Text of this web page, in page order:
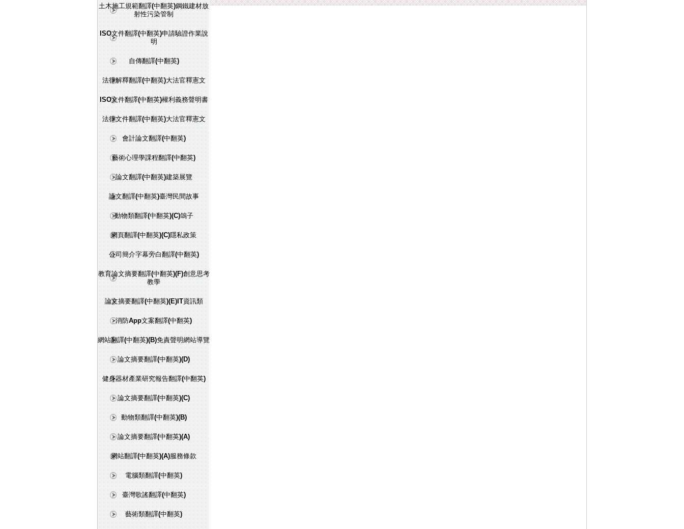
土木施工規範翻譯(中翻英)鋼鐵建材放
射性污染管制
ISO文件翻譯(中翻英)申請驗證作業說
明
自傳翻譯(中翻英)
法律解釋翻譯(中翻英)大法官釋憲文
ISO文件翻譯(中翻英)權利義務聲明書
法律文件翻譯(中翻英)大法官釋憲文
會計論文翻譯(中翻英)
藝術心理學課程翻譯(中翻英)
論文翻譯(中翻英)建築展覽
論文翻譯(中翻英)臺灣民間故事
動物類翻譯(中翻英)(C)鴿子
網頁翻譯(中翻英)(C)隱私政策
公司簡介字幕旁白翻譯(中翻英)
教育論文摘要翻譯(中翻英)(F)創意思考
教學
論文摘要翻譯(中翻英)(E)IT資訊類
消防App文案翻譯(中翻英)
網站翻譯(中翻英)(B)免責聲明網站導覽
論文摘要翻譯(中翻英)(D)
健身器材產業研究報告翻譯(中翻英)
論文摘要翻譯(中翻英)(C)
動物類翻譯(中翻英)(B)
論文摘要翻譯(中翻英)(A)
網站翻譯(中翻英)(A)服務條款
電腦類翻譯(中翻英)
臺灣歌謠翻譯(中翻英)
藝術類翻譯(中翻英)